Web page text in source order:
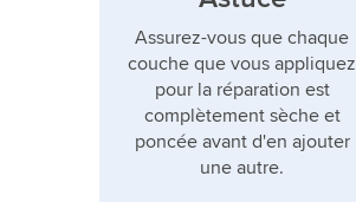
Assurez-vous que chaque
couche que vous appliquez
pour la réparation est
complètement sèche et
poncée avant d'en ajouter
une autre.